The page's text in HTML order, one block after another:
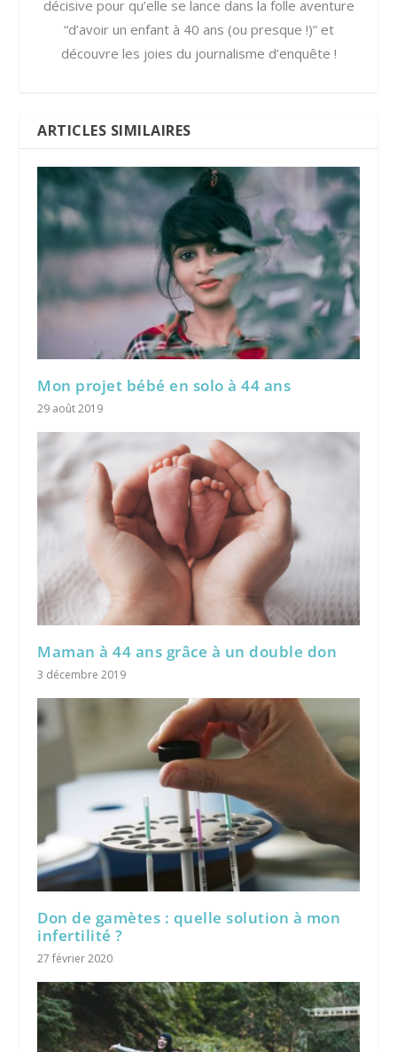
décisive pour qu’elle se lance dans la folle aventure
“d’avoir un enfant à 40 ans (ou presque !)” et
découvre les joies du journalisme d’enquête !
ARTICLES SIMILAIRES
Mon projet bébé en solo à 44 ans
29 août 2019
Maman à 44 ans grâce à un double don
3 décembre 2019
Don de gamètes : quelle solution à mon
infertilité ?
27 février 2020